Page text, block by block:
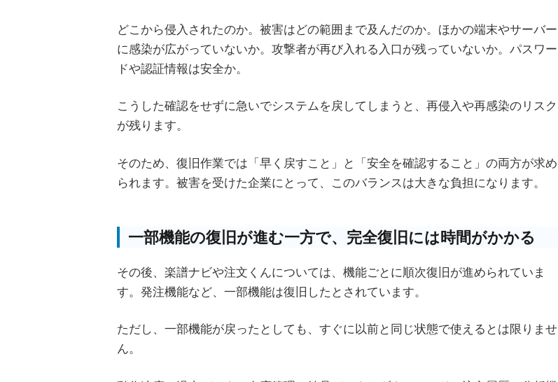
どこから侵入されたのか。被害はどの範囲まで及んだのか。ほかの端末やサーバー
に感染が広がっていないか。攻撃者が再び入れる入口が残っていないか。パスワー
ドや認証情報は安全か。
こうした確認をせずに急いでシステムを戻してしまうと、再侵入や再感染のリスク
が残ります。
そのため、復旧作業では「早く戻すこと」と「安全を確認すること」の両方が求め
られます。被害を受けた企業にとって、このバランスは大きな負担になります。
一部機能の復旧が進む一方で、完全復旧には時間がかかる
その後、楽譜ナビや注文くんについては、機能ごとに順次復旧が進められていま
す。発注機能など、一部機能は復旧したとされています。
ただし、一部機能が戻ったとしても、すぐに以前と同じ状態で使えるとは限りませ
ん。